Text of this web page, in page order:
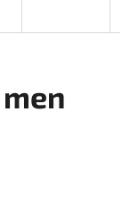
men